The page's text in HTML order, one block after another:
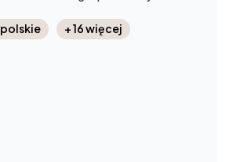
+ 16 więcej